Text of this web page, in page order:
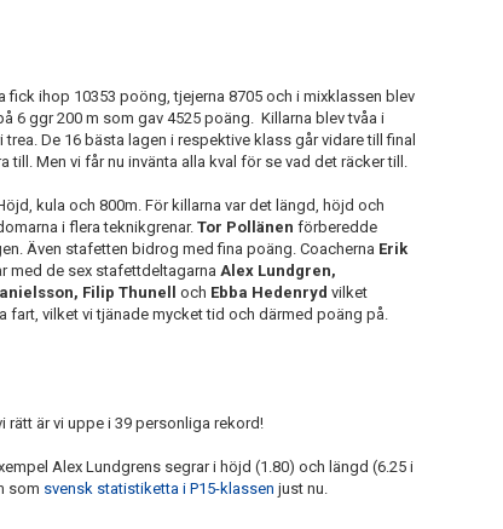
fick ihop 10353 poöng, tjejerna 8705 och i mixklassen blev
6 ggr 200 m som gav 4525 poäng. Killarna blev tvåa i
De 16 bästa lagen i respektive klass går vidare till final
Men vi får nu invänta alla kval för se vad det räcker till.
kula och 800m. För killarna var det längd, höjd och
i flera teknikgrenar. Tor Pollänen förberedde
Även stafetten bidrog med fina poäng. Coacherna Erik
med de sex stafettdeltagarna Alex Lundgren,
Filip Thunell och Ebba Hedenryd vilket
fart, vilket vi tjänade mycket tid och därmed poäng på.
rätt är vi uppe i 39 personliga rekord!
Alex Lundgrens segrar i höjd (1.80) och längd (6.25 i
som svensk statistiketta i P15-klassen just nu.